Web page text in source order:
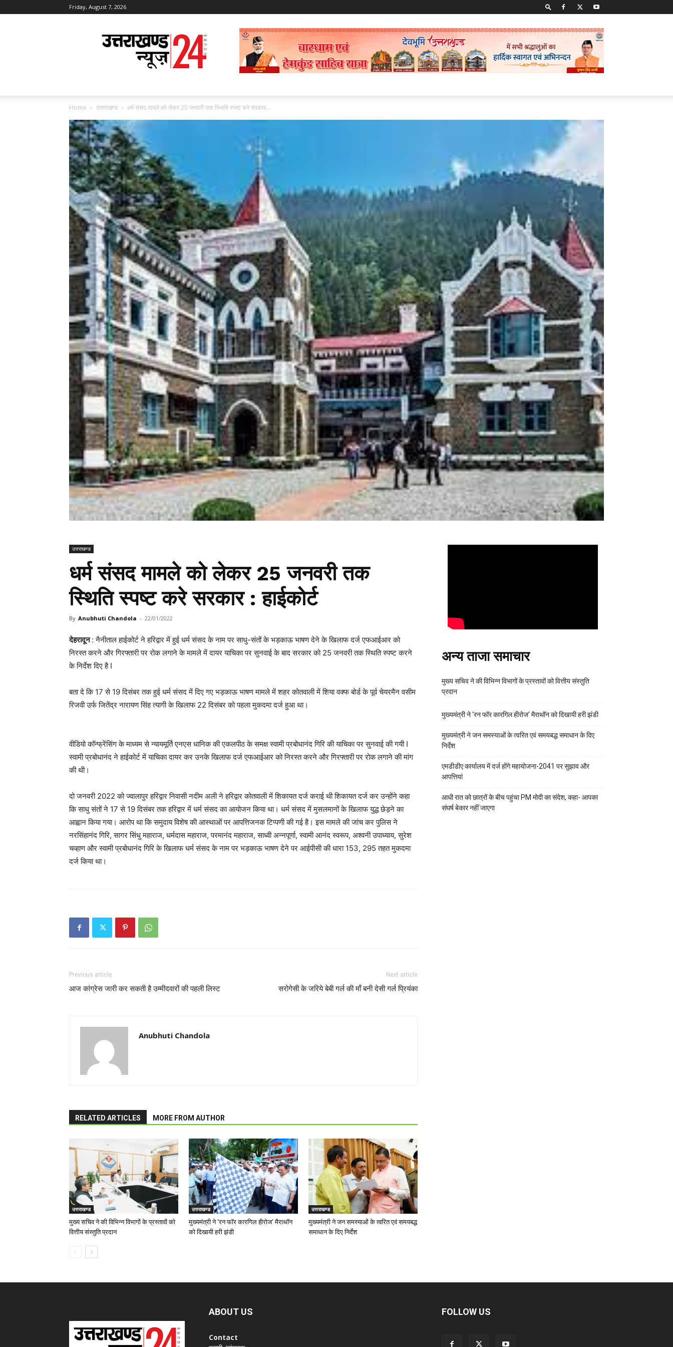
Friday, August 7, 2026
Uttarakhand
News
24
Home उत्तराखण्ड धर्म संसद मामले को लेकर 25 जनवरी तक स्थिति स्पष्ट करे सरकार...
उत्तराखण्ड
धर्म संसद मामले को लेकर 25 जनवरी तक
स्थिति स्पष्ट करे सरकार : हाईकोर्ट
By Anubhuti Chandola - 22/01/2022
देहरादून: नैनीताल हाईकोर्ट ने हरिद्वार में हुई धर्म संसद के नाम पर साधु-संतों के भड़काऊ भाषण देने के खिलाफ दर्ज एफआईआर को
निरस्त करने और गिरफ्तारी पर रोक लगाने के मामले में दायर याचिका पर सुनवाई के बाद सरकार को 25 जनवरी तक स्थिति स्पष्ट करने
के निर्देश दिए है I
बता दे कि 17 से 19 दिसंबर तक हुई धर्म संसद में दिए गए भड़काऊ भाषण मामले में शहर कोतवाली में शिया वक्फ बोर्ड के पूर्व चेयरमैन वसीम
रिजवी उर्फ जितेंद्र नारायण सिंह त्यागी के खिलाफ 22 दिसंबर को पहला मुकदमा दर्ज हुआ था।
वीडियो कॉन्फ्रेंसिंग के माध्यम से न्यायमूर्ति एनएस धानिक की एकलपीठ के समक्ष स्वामी प्रबोधानंद गिरि की याचिका पर सुनवाई की गयी I
स्वामी प्रबोधानंद ने हाईकोर्ट में याचिका दायर कर उनके खिलाफ दर्ज एफआईआर को निरस्त करने और गिरफ्तारी पर रोक लगाने की मांग
की थी।
दो जनवरी 2022 को ज्वालापुर हरिद्वार निवासी नदीम अली ने हरिद्वार कोतवाली में शिकायत दर्ज कराई थी शिकायत दर्ज कर उन्होंने कहा
कि साधु संतों ने 17 से 19 दिसंबर तक हरिद्वार में धर्म संसद का आयोजन किया था। धर्म संसद में मुसलमानों के खिलाफ युद्ध छेड़ने का
आह्वान किया गया। आरोप था कि समुदाय विशेष की आस्थाओं पर आपत्तिजनक टिप्पणी की गई है। इस मामले की जांच कर पुलिस ने
नरसिंहानंद गिरि, सागर सिंधु महाराज, धर्मदास महाराज, परमानंद महाराज, साध्वी अन्नपूर्णा, स्वामी आनंद स्वरूप, अश्वनी उपाध्याय, सुरेश
चव्हाण और स्वामी प्रबोधानंद गिरि के खिलाफ धर्म संसद के नाम पर भड़काऊ भाषण देने पर आईपीसी की धारा 153, 295 तहत मुकदमा
दर्ज किया था।
Previous article
आज कांग्रेस जारी कर सकती है उम्मीदवारों की पहली लिस्ट
Next article
सरोगेसी के जरिये बेबी गर्ल की माँ बनी देसी गर्ल प्रियंका
Anubhuti Chandola
RELATED ARTICLES MORE FROM AUTHOR
उत्तराखण्ड
मुख्य सचिव ने की विभिन्न विभागों के प्रस्तावों को
वित्तीय संस्तुति प्रदान
उत्तराखण्ड
मुख्यमंत्री ने ‘रन फॉर कारगिल हीरोज’ मैराथॉन
को दिखायी हरी झंडी
उत्तराखण्ड
मुख्यमंत्री ने जन समस्याओं के त्वरित एवं समयबद्ध
समाधान के दिए निर्देश
अन्य ताजा समाचार
मुख्य सचिव ने की विभिन्न विभागों के प्रस्तावों को वित्तीय संस्तुति
प्रदान
मुख्यमंत्री ने ‘रन फॉर कारगिल हीरोज’ मैराथॉन को दिखायी हरी झंडी
मुख्यमंत्री ने जन समस्याओं के त्वरित एवं समयबद्ध समाधान के दिए
निर्देश
एमडीडीए कार्यालय में दर्ज होंगे महायोजना-2041 पर सुझाव और
आपत्तियां
आधी रात को छात्रों के बीच पहुंचा PM मोदी का संदेश, कहा- आपका
संघर्ष बेकार नहीं जाएगा
ABOUT US
Contact
FOLLOW US